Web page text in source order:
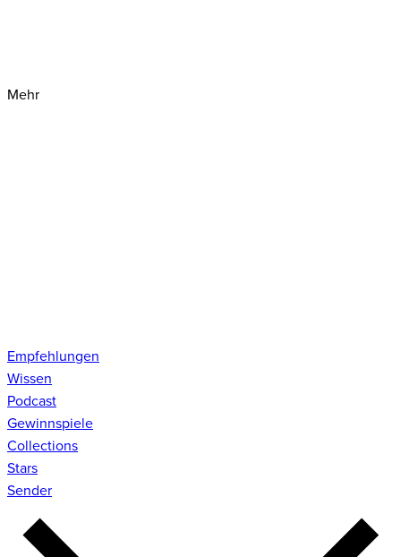
Mehr
Empfehlungen
Wissen
Podcast
Gewinnspiele
Collections
Stars
Sender